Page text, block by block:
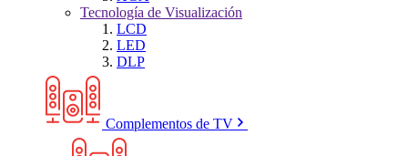
Tecnología de Visualización
LCD
LED
DLP
Complementos de TV